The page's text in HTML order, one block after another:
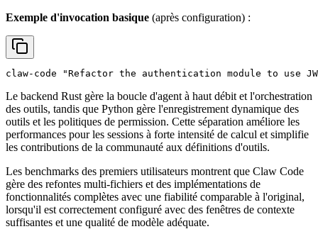
Exemple d'invocation basique (après configuration) :
Le backend Rust gère la boucle d'agent à haut débit et l'orchestration
des outils, tandis que Python gère l'enregistrement dynamique des
outils et les politiques de permission. Cette séparation améliore les
performances pour les sessions à forte intensité de calcul et simplifie
les contributions de la communauté aux définitions d'outils.
Les benchmarks des premiers utilisateurs montrent que Claw Code
gère des refontes multi-fichiers et des implémentations de
fonctionnalités complètes avec une fiabilité comparable à l'original,
lorsqu'il est correctement configuré avec des fenêtres de contexte
suffisantes et une qualité de modèle adéquate.